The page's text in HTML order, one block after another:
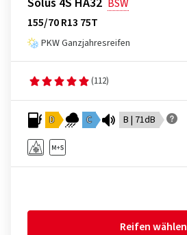
BSW
155/70 R13 75T
PKW Ganzjahresreifen
(112)
D C B | 71dB
Reifen wählen